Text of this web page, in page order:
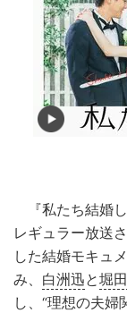
『私たち結婚
レギュラー放送
した結婚モキュ
み、 白洲迅と堀
し、“理想の夫婦